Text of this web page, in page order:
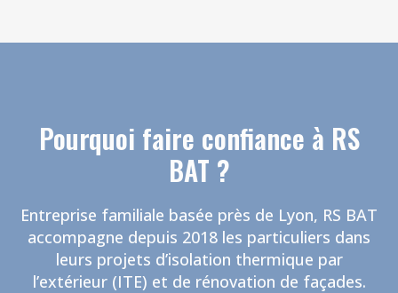
Pourquoi faire confiance à RS
BAT ?
Entreprise familiale basée près de Lyon, RS BAT
accompagne depuis 2018 les particuliers dans
leurs projets d’isolation thermique par
l’extérieur (ITE) et de rénovation de façades.